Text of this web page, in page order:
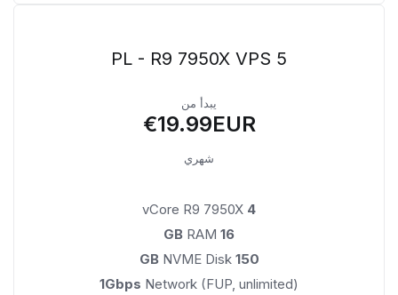
PL - R9 7950X VPS 5
يبدأ من
€19.99EUR
شهري
4
16 GB
RAM
150 GB
NVME Disk
1Gbps Network (FUP, unlimited)